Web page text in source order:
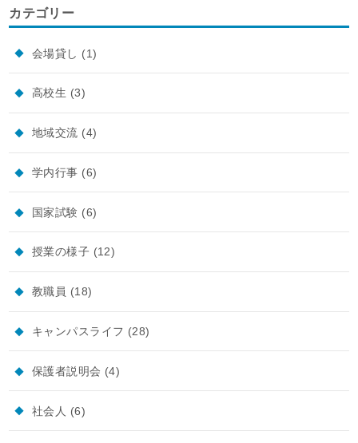
カテゴリー
会場貸し (1)
高校生 (3)
地域交流 (4)
学内行事 (6)
国家試験 (6)
授業の様子 (12)
教職員 (18)
キャンパスライフ (28)
保護者説明会 (4)
社会人 (6)